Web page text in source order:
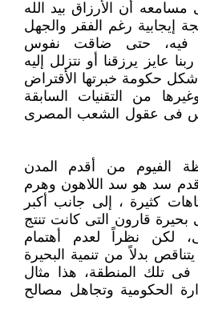
أن الأرزاق بيد الله
إيجابية رغم الفقر والجهل
فيه، حتى ضاقت ‏نفوس
عايز يرزقنا أو نتزلل إليه
شكل حكومة خبرتها الأقتراض
من التقنيات السابقة
فى عقول الشعب المصرى
الفيوم من أقدم المدن
سد هو سد اللاهون وهرم
كثيرة ، إلى جانب أكبر
قارون التى كانت تنتج
لكن نظراً لعدم ‏أهتمام
بدلاً من تنمية البحيرة
فى تلك المنطقة، هذا مثال
الحكومية وتجاهل مصالح